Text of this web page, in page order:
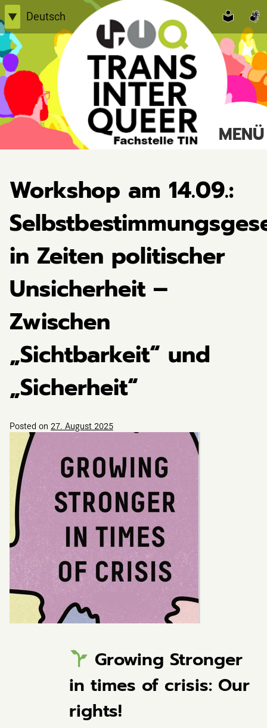
Skip
to
content
▼
Deutsch
English
Einfache Sprache
TransInterQueer e.V.
Suche
MENÜ
Workshop am 14.09.:
in Zeiten politischer
Unsicherheit –
Zwischen
„Sichtbarkeit“ und
„Sicherheit“
Posted on 27. August 2025
Growing Stronger
in times of crisis: Our
rights!